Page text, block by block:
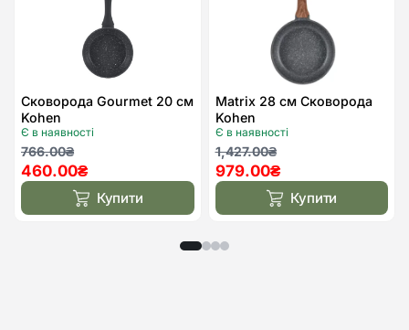
Сковорода Gourmet 20 см
Kohen
Є в наявності
766.00₴
Оригінальна
ціна:
766.00₴.
460.00₴
Поточна
ціна:
460.00₴.Купити
Matrix 28 см Сковорода
Kohen
Є в наявності
1,427.00₴
Оригінальна
ціна:
1,427.00₴.
979.00₴
Поточна
ціна:
979.00₴. Купити